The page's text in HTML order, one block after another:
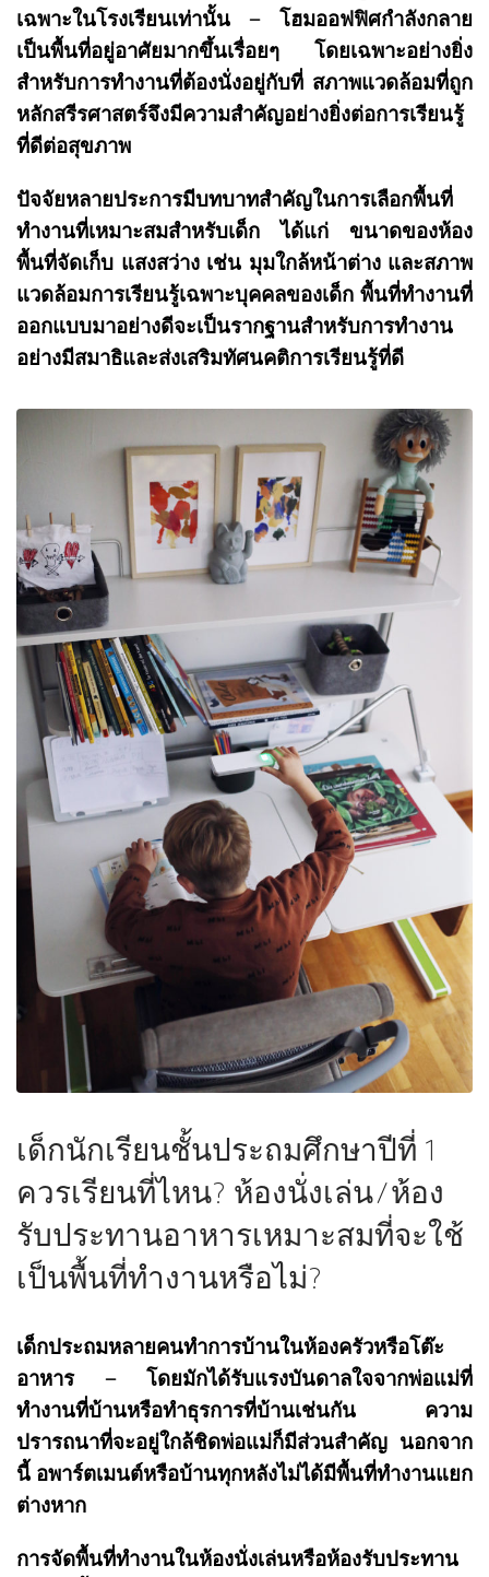
เฉพาะในโรงเรียนเท่านั้น – โฮมออฟฟิศกำลังกลาย
เป็นพื้นที่อยู่อาศัยมากขึ้นเรื่อยๆ โดยเฉพาะอย่างยิ่ง
สำหรับการทำงานที่ต้องนั่งอยู่กับที่ สภาพแวดล้อมที่ถูก
หลักสรีรศาสตร์จึงมีความสำคัญอย่างยิ่งต่อการเรียนรู้
ที่ดีต่อสุขภาพ
ปัจจัยหลายประการมีบทบาทสำคัญในการเลือกพื้นที่
ทำงานที่เหมาะสมสำหรับเด็ก ได้แก่ ขนาดของห้อง
พื้นที่จัดเก็บ แสงสว่าง เช่น มุมใกล้หน้าต่าง และสภาพ
แวดล้อมการเรียนรู้เฉพาะบุคคลของเด็ก พื้นที่ทำงานที่
ออกแบบมาอย่างดีจะเป็นรากฐานสำหรับการทำงาน
อย่างมีสมาธิและส่งเสริมทัศนคติการเรียนรู้ที่ดี
เด็กนักเรียนชั้นประถมศึกษาปีที่ 1
ควรเรียนที่ไหน? ห้องนั่งเล่น/ห้อง
รับประทานอาหารเหมาะสมที่จะใช้
เป็นพื้นที่ทำงานหรือไม่?
เด็กประถมหลายคนทำการบ้านในห้องครัวหรือโต๊ะ
อาหาร – โดยมักได้รับแรงบันดาลใจจากพ่อแม่ที่
ทำงานที่บ้านหรือทำธุรการที่บ้านเช่นกัน ความ
ปรารถนาที่จะอยู่ใกล้ชิดพ่อแม่ก็มีส่วนสำคัญ นอกจาก
นี้ อพาร์ตเมนต์หรือบ้านทุกหลังไม่ได้มีพื้นที่ทำงานแยก
ต่างหาก
การจัดพื้นที่ทำงานในห้องนั่งเล่นหรือห้องรับประทาน